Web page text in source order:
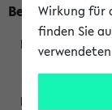
Beginn um 8
Wirkung für
finden Sie